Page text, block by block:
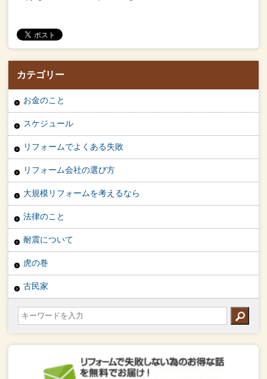
カテゴリー
お金のこと
スケジュール
リフォームでよくある失敗
リフォーム会社の選び方
大規模リフォームを考えるなら
法律のこと
耐震について
虎の巻
古民家